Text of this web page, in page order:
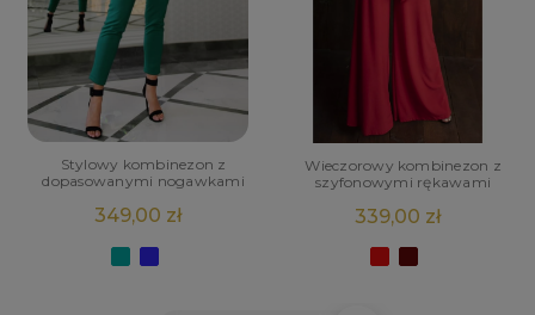
Stylowy kombinezon z
dopasowanymi nogawkami
349,00 zł
Wieczorowy kombinezon z
szyfonowymi rękawami
339,00 zł